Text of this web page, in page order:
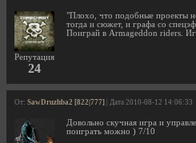
Репутация
24
"Плохо, что подобные проекты
тогда и сюжет, и графа со
Поиграй в Armageddon riders.
От: SawDruzhba2 [822|777] | Дата 2010-08-12 14:06:33
Довольно скучная игра и
поиграть можно ) 7/10